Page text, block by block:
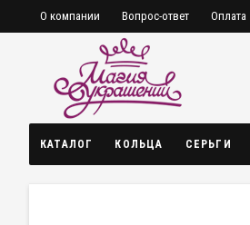
О компании Вопрос-ответ Оплата
КАТАЛОГ КОЛЬЦА СЕРЬГИ